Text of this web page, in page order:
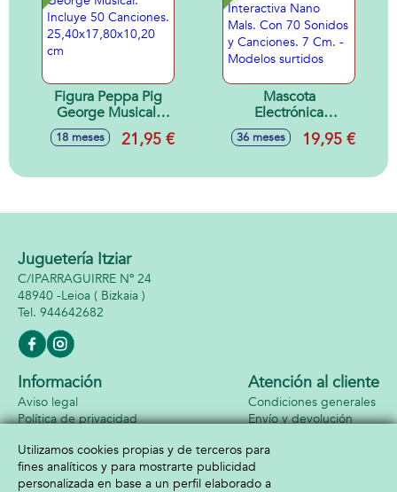
Figura Peppa Pig
George Musical.
Incluye 50
Canciones.
cm
18 meses 21,95 €
Mascota
Electrónica
Interactiva Nano
Mals. Con 70
Canciones. 7 Cm. -
36 meses 19,95 €
Juguetería Itziar
C/IPARRAGUIRRE Nº 24
48940 -Leioa ( Bizkaia )
944642682
Información
Aviso legal
Política de privacidad
Atención al cliente
Condiciones generales
Envío y devolución
Formas de pago
Utilizamos cookies propias y de terceros para
fines analíticos y para mostrarte publicidad
personalizada en base a un perfil elaborado a